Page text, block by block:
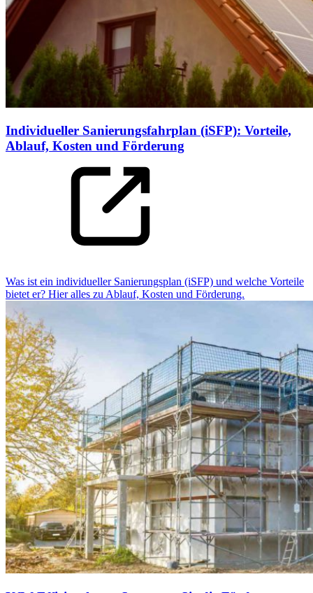
Individueller Sanierungsfahrplan (iSFP): Vorteile,
Ablauf, Kosten und Förderung
Was ist ein individueller Sanierungsplan (iSFP) und welche Vorteile
bietet er? Hier alles zu Ablauf, Kosten und Förderung.